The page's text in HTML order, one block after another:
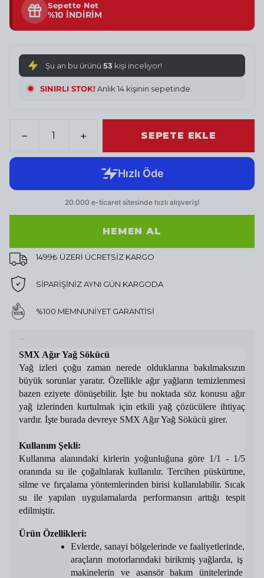
Sepette Net
%10 İNDİRİM
Şu an bu ürünü 53 kişi inceliyor!
SINIRLI STOK! Anlık 15 kişinin sepetinde.
SEPETE EKLE
HEMEN AL
1499₺ ÜZERİ ÜCRETSİZ KARGO
SİPARİŞİNİZ AYNI GÜN KARGODA
%100 MEMNUNİYET GARANTİSİ
SMX Ağır Yağ Sökücü
Yağ izleri çoğu zaman nerede olduklarına bakılmaksızın
büyük sorunlar yaratır. Özellikle ağır yağların temizlenmesi
bazen eziyete dönüşebilir. İşte bu noktada söz konusu ağır
yağ izlerinden kurtulmak için etkili yağ çözücülere ihtiyaç
vardır. İşte burada devreye SMX Ağır Yağ Sökücü girer.
Kullanım Şekli:
Kullanma alanındaki kirlerin yoğunluğuna göre 1/1 - 1/5
oranında su ile çoğaltılarak kullanılır. Tercihen püskürtme,
silme ve fırçalama yöntemlerinden birisi kullanılabilir. Sıcak
su ile yapılan uygulamalarda performansın arttığı tespit
edilmiştir.
Ürün Özellikleri:
Evlerde, sanayi bölgelerinde ve faaliyetlerinde,
araçların motorlarındaki birikmiş yağlarda, iş
makinelerin ve asansör bakım ünitelerinde